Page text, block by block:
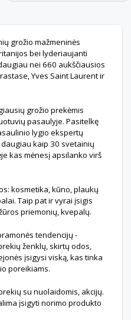
grožio mažmeninės
bei lyderiaujanti
nei 660 aukščiausios
Yves Saint Laurent ir
grožio prekėmis
pasaulyje. Pasitelkę
lygio ekspertų
kaip 30 svetainių
kas mėnesį apsilanko virš
kosmetika, kūno, plaukų
Taip pat ir vyrai įsigis
priemonių, kvepalų.
tendencijų -
ženklų, skirtų odos,
įsigysi viską, kas tinka
poreikiams.
su nuolaidomis, akcijų.
įsigyti norimo produkto